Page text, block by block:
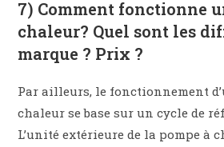
7) Comment fonctionne
chaleur? Quel sont les
marque ? Prix ?
Par ailleurs, le fonctionnement
chaleur se base sur un cycle de
L’unité extérieure de la pompe à